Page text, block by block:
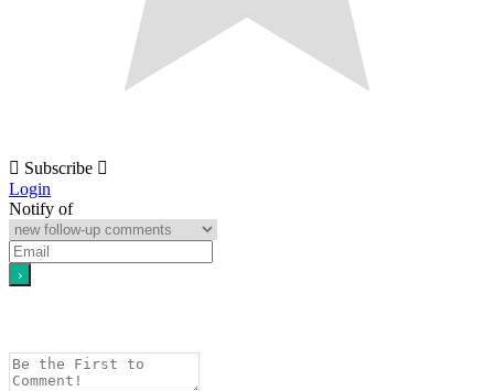
Subscribe
Login
Notify of